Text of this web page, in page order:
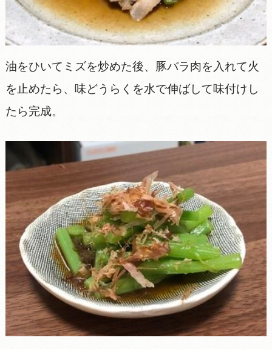
油をひいてミズを炒めた後、豚バラ肉を入れて火
を止めたら、味どうらくを水で伸ばして味付けし
たら完成。